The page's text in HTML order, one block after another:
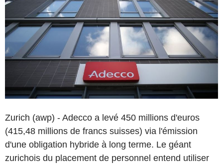
Zurich (awp) - Adecco a levé 450 millions d'euros
(415,48 millions de francs suisses) via l'émission
d'une obligation hybride à long terme. Le géant
zurichois du placement de personnel entend utiliser